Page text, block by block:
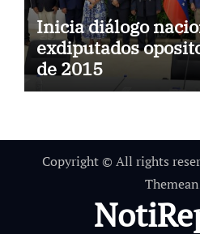
Inicia diálogo
exdiputados
de 2015
Copyright © All rights